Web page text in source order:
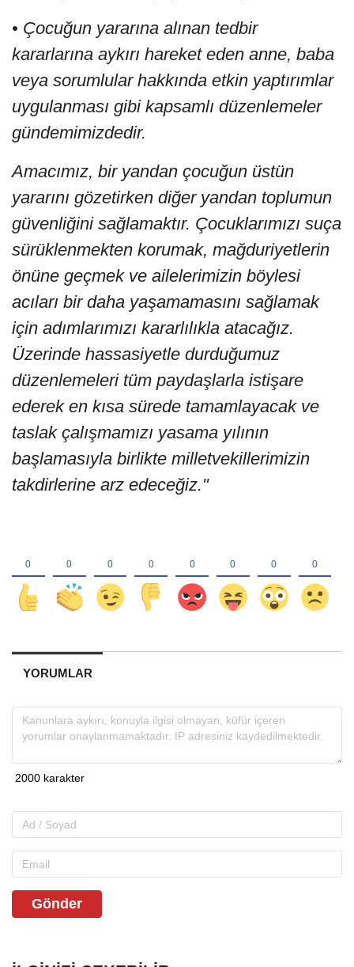
• Çocuğun yararına alınan tedbir
kararlarına aykırı hareket eden anne, baba
veya sorumlular hakkında etkin yaptırımlar
uygulanması gibi kapsamlı düzenlemeler
gündemimizdedir.
Amacımız, bir yandan çocuğun üstün
yararını gözetirken diğer yandan toplumun
güvenliğini sağlamaktır. Çocuklarımızı suça
sürüklenmekten korumak, mağduriyetlerin
önüne geçmek ve ailelerimizin böylesi
acıları bir daha yaşamamasını sağlamak
için adımlarımızı kararlılıkla atacağız.
Üzerinde hassasiyetle durduğumuz
düzenlemeleri tüm paydaşlarla istişare
ederek en kısa sürede tamamlayacak ve
taslak çalışmamızı yasama yılının
başlamasıyla birlikte milletvekillerimizin
takdirlerine arz edeceğiz."
YORUMLAR
Gönder